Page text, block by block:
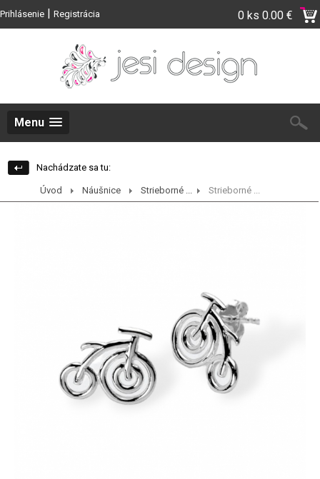
Prihlásenie | Registrácia 0 ks 0.00 €
Menu
Nachádzate sa tu:
Úvod Náušnice Strieborné ... Strieborné ...